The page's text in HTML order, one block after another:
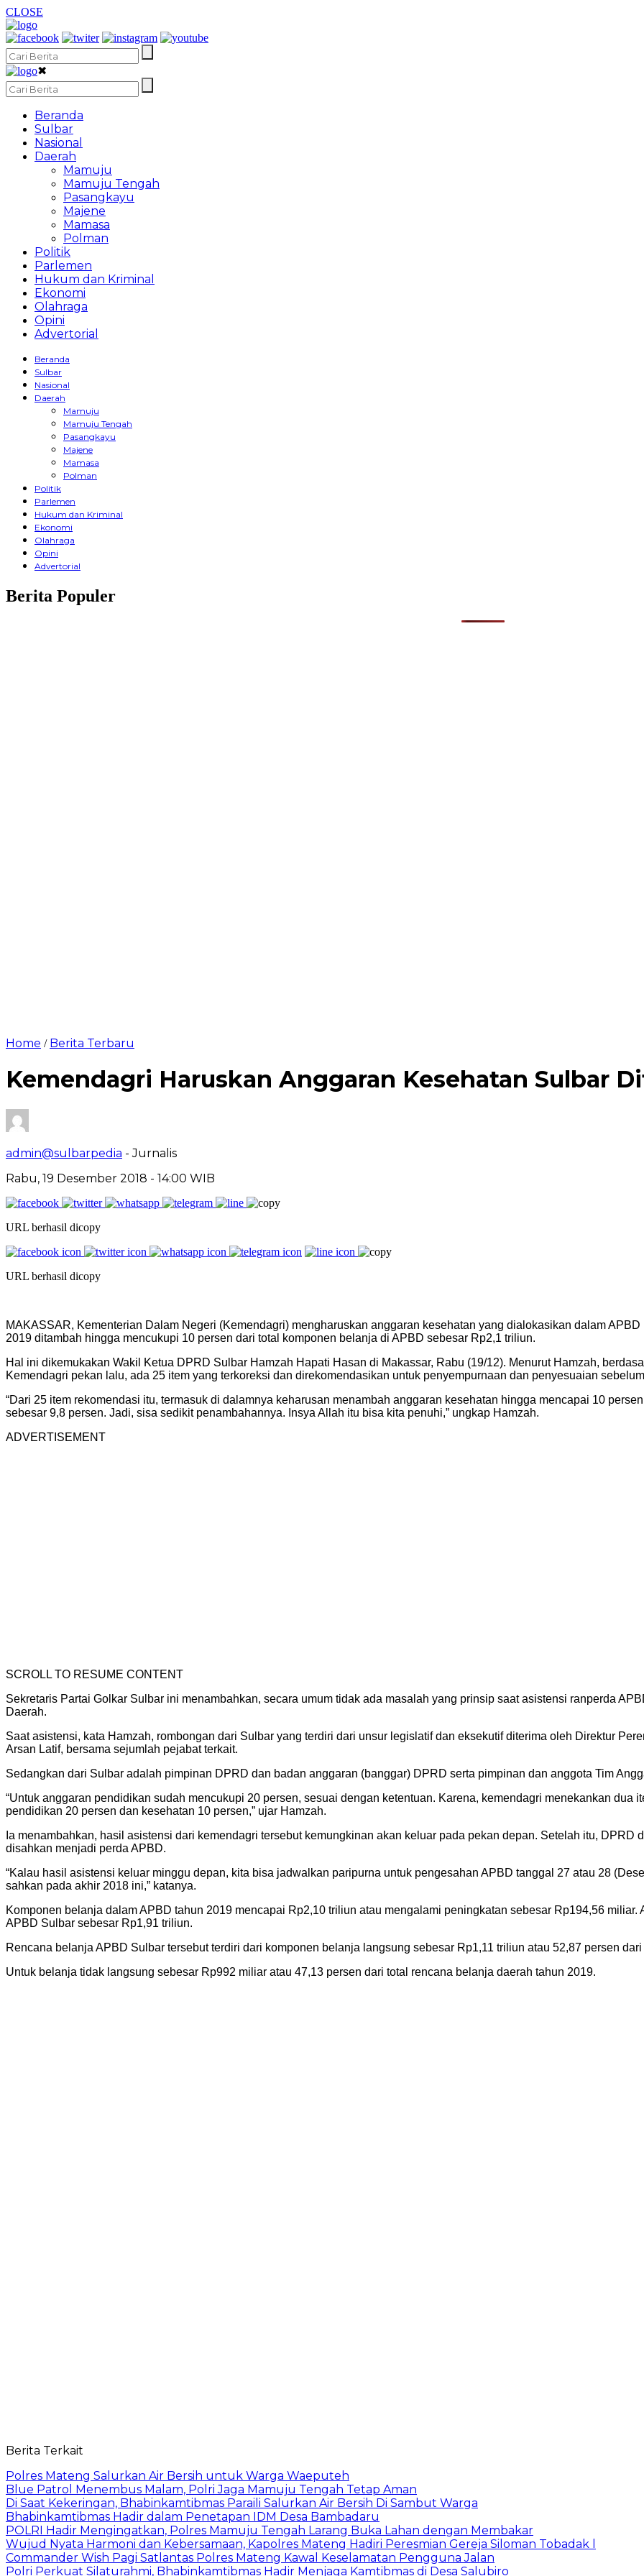
CLOSE
✖
Beranda
Sulbar
Nasional
Daerah
Mamuju
Mamuju Tengah
Pasangkayu
Majene
Mamasa
Polman
Politik
Parlemen
Hukum dan Kriminal
Ekonomi
Olahraga
Opini
Advertorial
Beranda
Sulbar
Nasional
Daerah
Mamuju
Mamuju Tengah
Pasangkayu
Majene
Mamasa
Polman
Politik
Parlemen
Hukum dan Kriminal
Ekonomi
Olahraga
Opini
Advertorial
Berita Populer
Home / Berita Terbaru
Kemendagri Haruskan Anggaran Kesehatan Sulbar
admin@sulbarpedia - Jurnalis
Rabu, 19 Desember 2018 - 14:00 WIB
URL berhasil dicopy
URL berhasil dicopy
MAKASSAR, Kementerian Dalam Negeri (Kemendagri) mengharuskan anggaran kesehatan yang dialokasikan dalam
2019 ditambah hingga mencukupi 10 persen dari total komponen belanja di APBD sebesar Rp2,1 triliun.
Hal ini dikemukakan Wakil Ketua DPRD Sulbar Hamzah Hapati Hasan di Makassar, Rabu (19/12). Menurut Hamzah,
Kemendagri pekan lalu, ada 25 item yang terkoreksi dan direkomendasikan untuk penyempurnaan dan penyesuaian
“Dari 25 item rekomendasi itu, termasuk di dalamnya keharusan menambah anggaran kesehatan hingga mencapai 10
sebesar 9,8 persen. Jadi, sisa sedikit penambahannya. Insya Allah itu bisa kita penuhi,” ungkap Hamzah.
ADVERTISEMENT
SCROLL TO RESUME CONTENT
Sekretaris Partai Golkar Sulbar ini menambahkan, secara umum tidak ada masalah yang prinsip saat asistensi ranperda
Daerah.
Saat asistensi, kata Hamzah, rombongan dari Sulbar yang terdiri dari unsur legislatif dan eksekutif diterima oleh Direktur
Arsan Latif, bersama sejumlah pejabat terkait.
Sedangkan dari Sulbar adalah pimpinan DPRD dan badan anggaran (banggar) DPRD serta pimpinan dan anggota Tim
“Untuk anggaran pendidikan sudah mencukupi 20 persen, sesuai dengan ketentuan. Karena, kemendagri menekankan dua
pendidikan 20 persen dan kesehatan 10 persen,” ujar Hamzah.
Ia menambahkan, hasil asistensi dari kemendagri tersebut kemungkinan akan keluar pada pekan depan. Setelah itu,
disahkan menjadi perda APBD.
“Kalau hasil asistensi keluar minggu depan, kita bisa jadwalkan paripurna untuk pengesahan APBD tanggal 27 atau 28
sahkan pada akhir 2018 ini,” katanya.
Komponen belanja dalam APBD tahun 2019 mencapai Rp2,10 triliun atau mengalami peningkatan sebesar Rp194,56
APBD Sulbar sebesar Rp1,91 triliun.
Rencana belanja APBD Sulbar tersebut terdiri dari komponen belanja langsung sebesar Rp1,11 triliun atau 52,87 persen
Untuk belanja tidak langsung sebesar Rp992 miliar atau 47,13 persen dari total rencana belanja daerah tahun 2019.
Berita Terkait
Polres Mateng Salurkan Air Bersih untuk Warga Waeputeh
Blue Patrol Menembus Malam, Polri Jaga Mamuju Tengah Tetap Aman
Di Saat Kekeringan, Bhabinkamtibmas Paraili Salurkan Air Bersih Di Sambut Warga
Bhabinkamtibmas Hadir dalam Penetapan IDM Desa Bambadaru
POLRI Hadir Mengingatkan, Polres Mamuju Tengah Larang Buka Lahan dengan Membakar
Wujud Nyata Harmoni dan Kebersamaan, Kapolres Mateng Hadiri Peresmian Gereja Siloman Tobadak l
Commander Wish Pagi Satlantas Polres Mateng Kawal Keselamatan Pengguna Jalan
Polri Perkuat Silaturahmi, Bhabinkamtibmas Hadir Menjaga Kamtibmas di Desa Salubiro